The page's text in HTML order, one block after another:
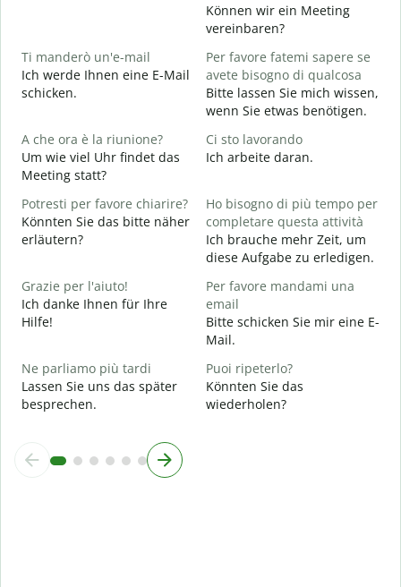
Können wir ein Meeting
vereinbaren?
Ti manderò un'e-mail
Ich werde Ihnen eine E-Mail
schicken.
Per favore fatemi sapere se
avete bisogno di qualcosa
Bitte lassen Sie mich wissen,
wenn Sie etwas benötigen.
A che ora è la riunione?
Um wie viel Uhr findet das
Meeting statt?
Ci sto lavorando
Ich arbeite daran.
Potresti per favore chiarire?
Könnten Sie das bitte näher
erläutern?
Ho bisogno di più tempo per
completare questa attività
Ich brauche mehr Zeit, um
diese Aufgabe zu erledigen.
Grazie per l'aiuto!
Ich danke Ihnen für Ihre
Hilfe!
Per favore mandami una
email
Bitte schicken Sie mir eine E-
Mail.
Ne parliamo più tardi
Lassen Sie uns das später
besprechen.
Puoi ripeterlo?
Könnten Sie das
wiederholen?